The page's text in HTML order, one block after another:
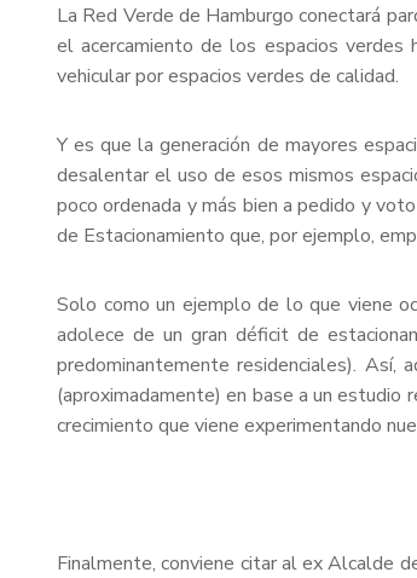
La Red Verde de Hamburgo conectará
el acercamiento de los espacios verdes
vehicular por espacios verdes de calidad.
Y es que la generación de mayores
desalentar el uso de esos mismos
poco ordenada y más bien a pedido y
de Estacionamiento que, por ejemplo,
Solo como un ejemplo de lo que viene
adolece de un gran déficit de
predominantemente residenciales).
(aproximadamente) en base a un
crecimiento que viene experimentando
Finalmente, conviene citar al ex Alcalde